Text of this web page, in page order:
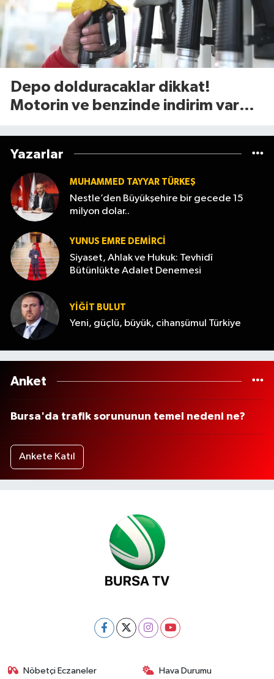
Depo dolduracaklar dikkat!
Motorin ve benzinde indirim var
Yazarlar
MUHAMMED TAYYAR TÜRKEŞ
Nestle’den Büyükşehire bir gecede 15
milyon dolar..
YUNUS EMRE DEMIRCI
Siyaset, Ahlak ve Hukuk: Tevhidî
Bütünlükte Adalet Denemesi
YİĞİT BULUT
Yeni, güçlü, büyük, cihanşümul Türkiye
Anket
Bursa'da trafik sorununun temel nedeni ne?
Ankete Katıl
Nöbetçi Eczaneler Hava Durumu